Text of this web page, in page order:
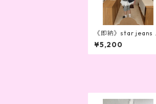
《即納》star jeans b
ackpack(2color)
¥5,200